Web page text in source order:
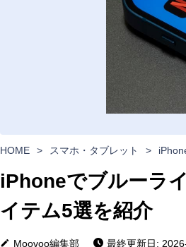
HOME > スマホ・タブレット >
iPhoneでブルーラ
イテム5選を紹介
Moovoo編集部
最終更新日: